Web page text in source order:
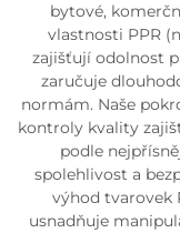
bytové,
vlastnosti PPR
zajišťují odolnost
zaručuje
normám. Naše
kontroly kvality
podle
spolehlivost a
výhod tvarovek
usnadňuje